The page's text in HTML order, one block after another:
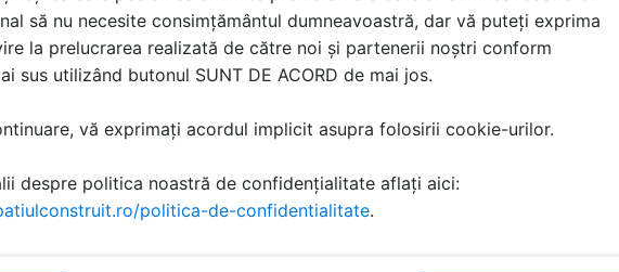
fier si mangan;
activ;
dedurizare - deferizare;
pentru eliminarea nitritilor;
industriale;
a apei;
cu debit constant, proportional (dozare hipoclorid);
cu electrozi masurare pH sau redox;
de nivel;
să nu necesite consimțământul dumneavoastră, dar vă puteți exprima
la prelucrarea realizată de către noi și partenerii noștri conform
sus utilizând butonul SUNT DE ACORD de mai jos.
vă exprimați acordul implicit asupra folosirii cookie-urilor.
despre politica noastră de confidențialitate aflați aici:
politica-de-confidentialitate.